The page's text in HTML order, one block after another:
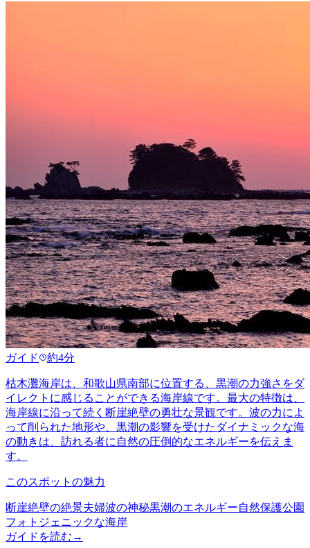
ガイド 約4分
枯木灘海岸は、和歌山県南部に位置する、黒潮の力強さをダ
イレクトに感じることができる海岸線です。最大の特徴は、
海岸線に沿って続く断崖絶壁の勇壮な景観です。波の力によ
って削られた地形や、黒潮の影響を受けたダイナミックな海
の動きは、訪れる者に自然の圧倒的なエネルギーを伝えま
す。
このスポットの魅力
断崖絶壁の絶景夫婦波の神秘黒潮のエネルギー自然保護公園
フォトジェニックな海岸
ガイドを読む →